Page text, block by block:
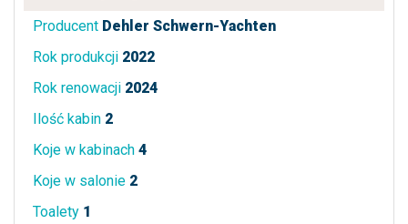
Producent Dehler Schwern-Yachten
Rok produkcji 2022
Rok renowacji 2024
Ilość kabin 2
Koje w kabinach 4
Koje w salonie 2
Toalety 1